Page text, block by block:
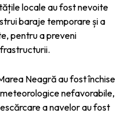
locale au fost nevoite
baraje temporare și a
pentru a preveni
Neagră au fost închise
nefavorabile,
a navelor au fost